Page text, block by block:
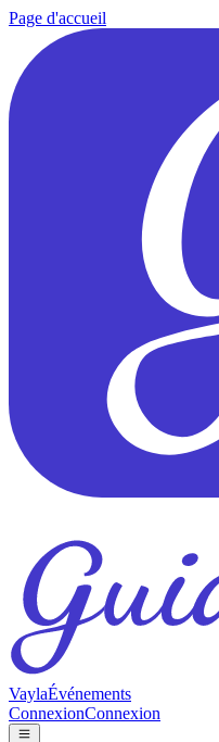
Page d'accueil
VaylaÉvénements
ConnexionConnexion